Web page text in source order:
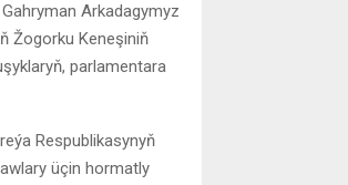
Arkadagymyz
Žogorku Keneşiniň
parlamentara
Respublikasynyň
üçin hormatly